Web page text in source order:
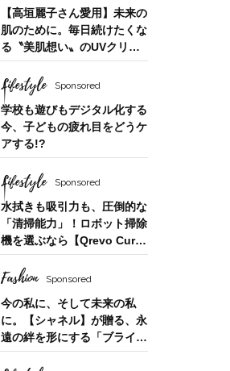
【高垣麗子さん愛用】未来の
肌のために。毎日続けたくな
る〝美肌想い〟のUVクリー
ム
Lifestyle Sponsored
学校も遊びもデジタル化する
今、子どもの疲れ目をどうケ
アする!?
Lifestyle Sponsored
水拭きも吸引力も、圧倒的な
「清掃能力」！ロボット掃除
機を選ぶなら【Qrevo Curv
2 Flow】
Fashion Sponsored
今の私に、そして未来の私
に。【シャネル】が贈る、永
遠の絆を形にする「ブライダ
ルフェア」